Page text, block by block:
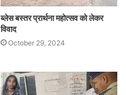
ब्लेस बस्तर प्रार्थना महोत्सव को लेकर
विवाद
October 29, 2024